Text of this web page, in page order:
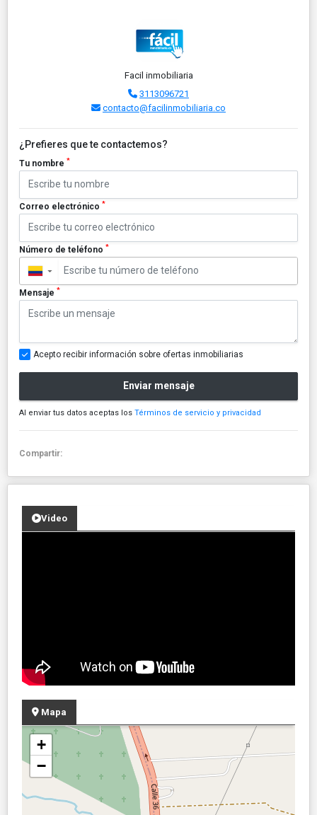
Facil inmobiliaria
3113096721
contacto@facilinmobiliaria.co
¿Prefieres que te contactemos?
Tu nombre *
Correo electrónico *
Número de teléfono *
▼
Mensaje *
Acepto recibir información sobre ofertas inmobiliarias
Enviar mensaje
Al enviar tus datos aceptas los Términos de servicio y privacidad
Compartir:
Video
Mapa
+
−